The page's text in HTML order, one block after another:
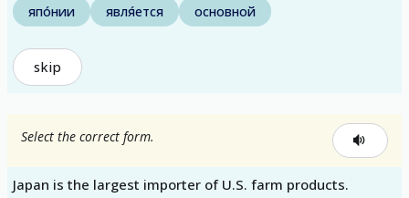
япо́нии
явля́ется основной
skip
Select the correct form.
Japan is the largest importer of U.S. farm products.